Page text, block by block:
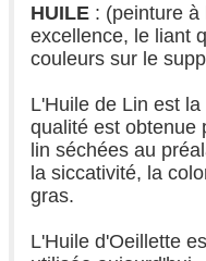
HUILE : (peinture à
excellence, le liant
couleurs sur le
L'Huile de Lin est
qualité est obtenue
lin séchées au
la siccativité, la
gras.
L'Huile d'Oeillette